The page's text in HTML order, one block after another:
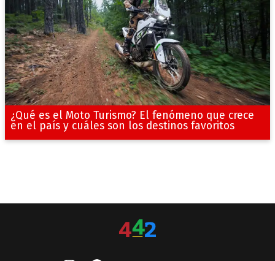
¿Qué es el Moto Turismo? El fenómeno que crece
en el país y cuáles son los destinos favoritos